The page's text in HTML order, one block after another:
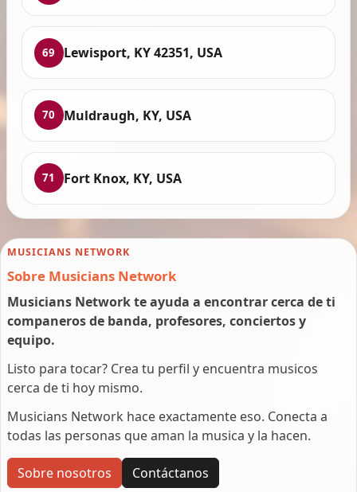
69 Lewisport, KY 42351, USA
70 Muldraugh, KY, USA
71 Fort Knox, KY, USA
MUSICIANS NETWORK
Sobre Musicians Network
Musicians Network te ayuda a encontrar cerca de ti
companeros de banda, profesores, conciertos y
equipo.
Listo para tocar? Crea tu perfil y encuentra musicos
cerca de ti hoy mismo.
Musicians Network hace exactamente eso. Conecta a
todas las personas que aman la musica y la hacen.
Sobre nosotros Contáctanos